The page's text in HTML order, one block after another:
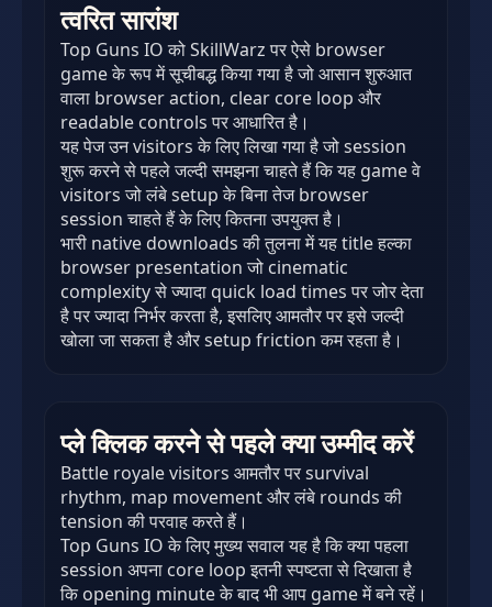
त्वरित सारांश
Top Guns IO को SkillWarz पर ऐसे browser
game के रूप में सूचीबद्ध किया गया है जो आसान शुरुआत
वाला browser action, clear core loop और
readable controls पर आधारित है।
यह पेज उन visitors के लिए लिखा गया है जो session
शुरू करने से पहले जल्दी समझना चाहते हैं कि यह game वे
visitors जो लंबे setup के बिना तेज browser
session चाहते हैं के लिए कितना उपयुक्त है।
भारी native downloads की तुलना में यह title हल्का
browser presentation जो cinematic
complexity से ज्यादा quick load times पर जोर देता
है पर ज्यादा निर्भर करता है, इसलिए आमतौर पर इसे जल्दी
खोला जा सकता है और setup friction कम रहता है।
प्ले क्लिक करने से पहले क्या उम्मीद करें
Battle royale visitors आमतौर पर survival
rhythm, map movement और लंबे rounds की
tension की परवाह करते हैं।
Top Guns IO के लिए मुख्य सवाल यह है कि क्या पहला
session अपना core loop इतनी स्पष्टता से दिखाता है
कि opening minute के बाद भी आप game में बने रहें।